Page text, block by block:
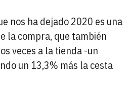
nos ha dejado 2020 es una
la compra, que también
veces a la tienda -un
un 13,3% más la cesta